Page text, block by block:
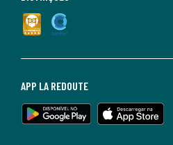
APP LA REDOUTE